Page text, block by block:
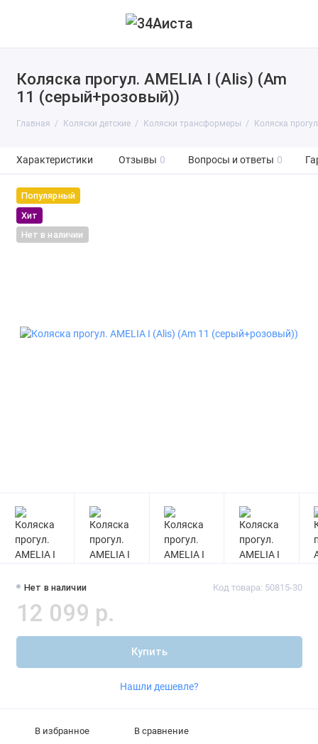
Коляска прогул. AMELIA I (Alis) (Am
11 (серый+розовый))
Главная Коляски детские Коляски трансформеры Коляска
Характеристики Отзывы 0 Вопросы и ответы 0
Популярный
Хит
Нет в наличии
Нет в наличии Код товара: 50815-30
12 099 р.
Купить
Нашли дешевле?
В избранное В сравнение